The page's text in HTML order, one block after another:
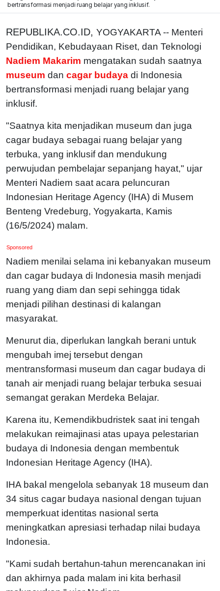
bertransformasi menjadi ruang belajar yang inklusif.
REPUBLIKA.CO.ID, YOGYAKARTA -- Menteri
Pendidikan, Kebudayaan Riset, dan Teknologi
Nadiem Makarim mengatakan sudah saatnya
museum dan cagar budaya di Indonesia
bertransformasi menjadi ruang belajar yang
inklusif.
"Saatnya kita menjadikan museum dan juga
cagar budaya sebagai ruang belajar yang
terbuka, yang inklusif dan mendukung
perwujudan pembelajar sepanjang hayat," ujar
Menteri Nadiem saat acara peluncuran
Indonesian Heritage Agency (IHA) di Musem
Benteng Vredeburg, Yogyakarta, Kamis
(16/5/2024) malam.
Sponsored
Nadiem menilai selama ini kebanyakan museum
dan cagar budaya di Indonesia masih menjadi
ruang yang diam dan sepi sehingga tidak
menjadi pilihan destinasi di kalangan
masyarakat.
Menurut dia, diperlukan langkah berani untuk
mengubah imej tersebut dengan
mentransformasi museum dan cagar budaya di
tanah air menjadi ruang belajar terbuka sesuai
semangat gerakan Merdeka Belajar.
Karena itu, Kemendikbudristek saat ini tengah
melakukan reimajinasi atas upaya pelestarian
budaya di Indonesia dengan membentuk
Indonesian Heritage Agency (IHA).
IHA bakal mengelola sebanyak 18 museum dan
34 situs cagar budaya nasional dengan tujuan
memperkuat identitas nasional serta
meningkatkan apresiasi terhadap nilai budaya
Indonesia.
"Kami sudah bertahun-tahun merencanakan ini
dan akhirnya pada malam ini kita berhasil